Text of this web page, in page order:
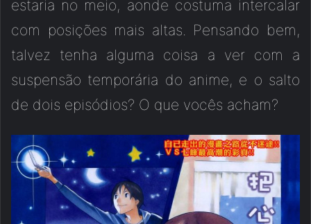
estaria no meio, aonde costuma intercalar
com posições mais altas. Pensando bem,
talvez tenha alguma coisa a ver com a
suspensão temporária do anime, e o salto
de dois episódios? O que vocês acham?